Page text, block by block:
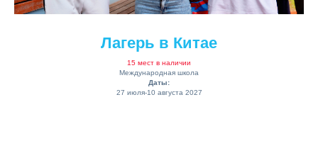
Лагерь в Китае
15 мест в наличии
Международная школа
Даты:
27 июля-10 августа 2027